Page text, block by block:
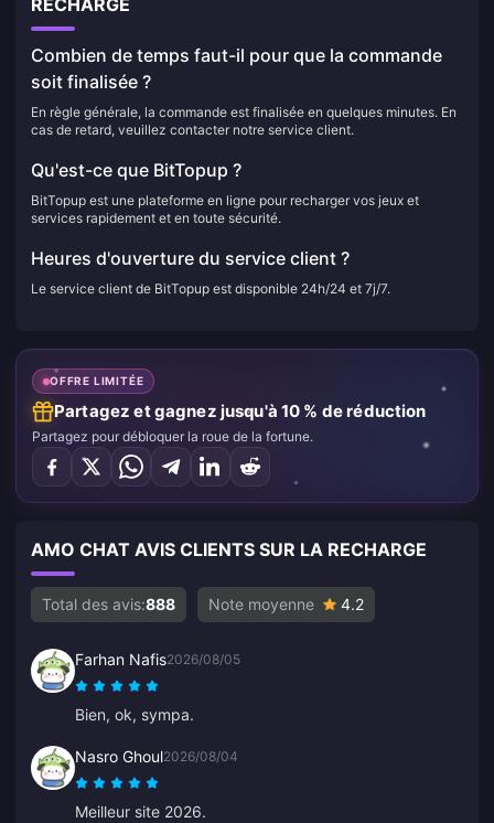
Combien de temps faut-il pour que la commande
soit finalisée ?
En règle générale, la commande est finalisée en quelques minutes. En
cas de retard, veuillez contacter notre service client.
Qu'est-ce que BitTopup ?
BitTopup est une plateforme en ligne pour recharger vos jeux et
services rapidement et en toute sécurité.
Heures d'ouverture du service client ?
Le service client de BitTopup est disponible 24h/24 et 7j/7.
OFFRE LIMITÉE
Partagez et gagnez jusqu'à 10 % de réduction
Partagez pour débloquer la roue de la fortune.
AMO CHAT AVIS CLIENTS SUR LA RECHARGE
Total des avis:888 Note moyenne 4.2
Farhan Nafis2026/08/05
Bien, ok, sympa.
Nasro Ghoul2026/08/04
Meilleur site 2026.